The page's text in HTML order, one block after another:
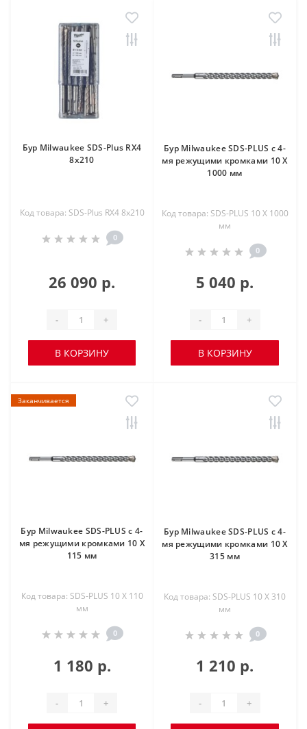
Бур Milwaukee SDS-Plus RX4
8x210
Код товара: SDS-Plus RX4 8x210
0
26 090 р.
- +
В КОРЗИНУ
Бур Milwaukee SDS-PLUS с 4-
мя режущими кромками 10 X
1000 мм
Код товара: SDS-PLUS 10 X 1000
мм
0
5 040 р.
- +
В КОРЗИНУ
Заканчивается
Бур Milwaukee SDS-PLUS с 4-
мя режущими кромками 10 X
115 мм
Код товара: SDS-PLUS 10 X 110
мм
0
1 180 р.
- +
Бур Milwaukee SDS-PLUS с 4-
мя режущими кромками 10 X
315 мм
Код товара: SDS-PLUS 10 X 310
мм
0
1 210 р.
- +